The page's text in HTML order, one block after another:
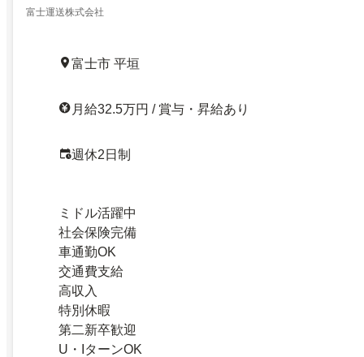
富士運送株式会社
富士市 平垣
月給32.5万円 / 賞与・昇給あり
週休2日制
ミドル活躍中
社会保険完備
車通勤OK
交通費支給
高収入
特別休暇
第二新卒歓迎
U・IターンOK